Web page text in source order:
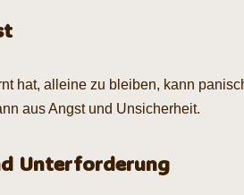
hat, alleine zu bleiben, kann
aus Angst und Unsicherheit.
Unterforderung